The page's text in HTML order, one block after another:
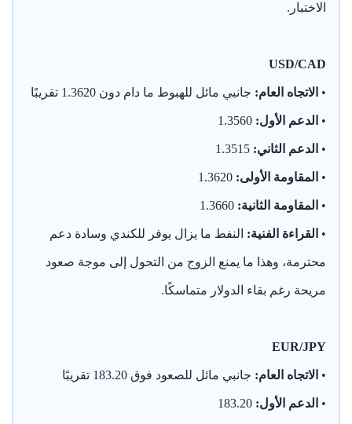
الاختبار.
USD/CAD
• الاتجاه العام: جانبي مائل للهبوط ما دام دون 1.3620 تقريبًا
• الدعم الأول:
• الدعم الثاني:
• المقاومة الأولى:
• المقاومة الثانية:
• القراءة الفنية: النفط ما يزال يوفر للكندي وسادة دعم
محترمة، وهذا ما يمنع الزوج من التحول إلى موجة صعود
مريحة رغم بقاء الدولار متماسكًا.
EUR/JPY
• الاتجاه العام: جانبي مائل للصعود فوق 183.20 تقريبًا
• الدعم الأول: